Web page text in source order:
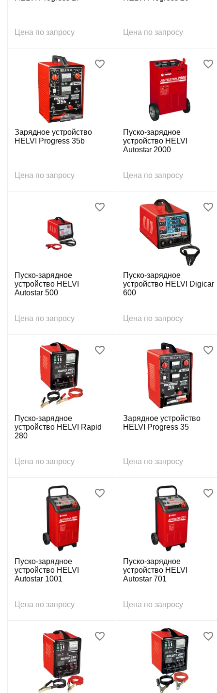
Цена по запросу Цена по запросу
Зарядное устройство
HELVI Progress 35b
Цена по запросу
Пуско-зарядное
устройство HELVI
Autostar 2000
Цена по запросу
Пуско-зарядное
устройство HELVI
Autostar 500
Цена по запросу
Пуско-зарядное
устройство HELVI Digicar
600
Цена по запросу
Пуско-зарядное
устройство HELVI Rapid
280
Цена по запросу
Зарядное устройство
HELVI Progress 35
Цена по запросу
Пуско-зарядное
устройство HELVI
Autostar 1001
Цена по запросу
Пуско-зарядное
устройство HELVI
Autostar 701
Цена по запросу